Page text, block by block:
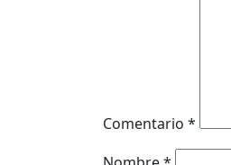
Comentario *